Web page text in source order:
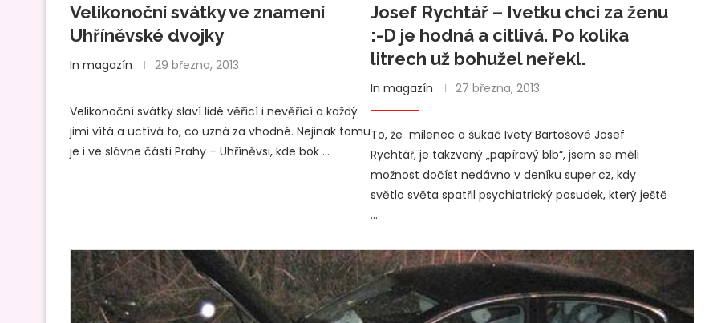
Velikonoční svátky ve znamení
Uhříněvské dvojky
In magazín 29 března, 2013
Velikonoční svátky slaví lidé věřící i nevěřící a každý
jimi vítá a uctívá to, co uzná za vhodné. Nejinak tomu
je i ve slávne části Prahy – Uhříněvsi, kde bok …
Josef Rychtář – Ivetku chci za ženu
:-D je hodná a citlivá. Po kolika
litrech už bohužel neřekl.
In magazín 27 března, 2013
To, že milenec a šukač Ivety Bartošové Josef
Rychtář, je takzvaný „papírový blb“, jsem se měli
možnost dočíst nedávno v deníku super.cz, kdy
světlo světa spatřil psychiatrický posudek, který ještě
…